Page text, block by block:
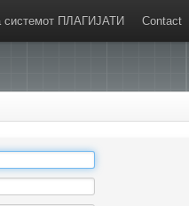
системот ПЛАГИЈАТИ Contact